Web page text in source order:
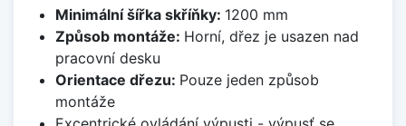
Minimální šířka skříňky: 1200 mm
Způsob montáže: Horní, dřez je usazen nad
pracovní desku
Orientace dřezu: Pouze jeden způsob
montáže